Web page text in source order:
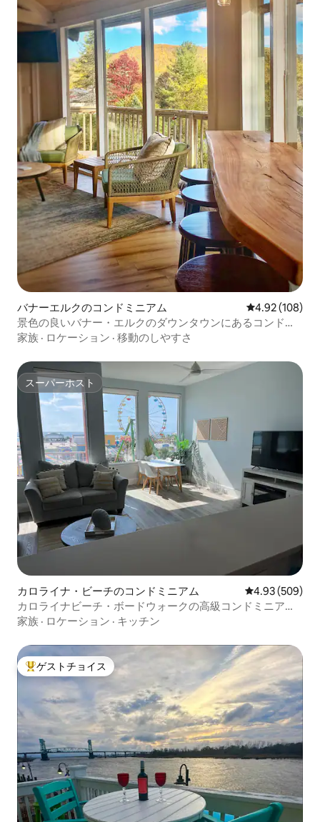
バナーエルクのコンドミニアム レビュー108
4.92 (108)
景色の良いバナー・エルクのダウンタウンにあるコンドミ
ニアム
家族 · ロケーション · 移動のしやすさ
スーパーホスト
スーパーホスト
カロライナ・ビーチのコンドミニアム レビュー509
4.93 (509)
カロライナビーチ・ボードウォークの高級コンドミニア
ム、オーシャンビュー
家族 · ロケーション · キッチン
大好評のゲストチョイスです。
ゲストチョイス